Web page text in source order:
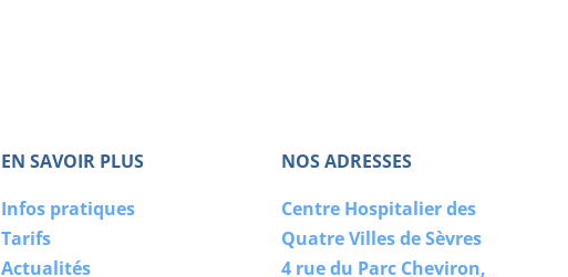
EN SAVOIR PLUS
Infos pratiques
Tarifs
Actualités
NOS ADRESSES
Centre Hospitalier des
Quatre Villes de Sèvres
4 rue du Parc Cheviron,